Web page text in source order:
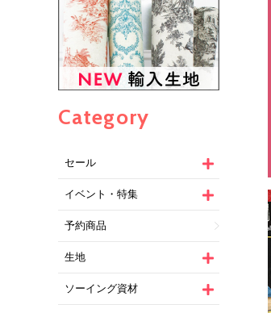
Category
セール
イベント・特集
予約商品
生地
ソーイング資材